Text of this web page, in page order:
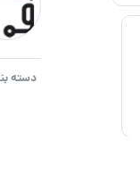
دسته